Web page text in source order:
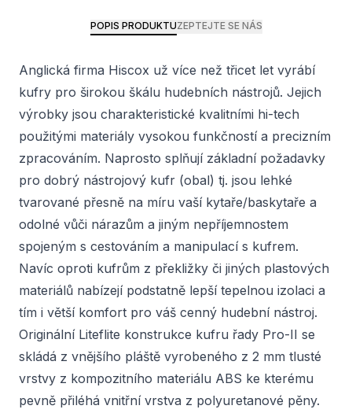
POPIS PRODUKTUZEPTEJTE SE NÁS
Anglická firma Hiscox už více než třicet let vyrábí
kufry pro širokou škálu hudebních nástrojů. Jejich
výrobky jsou charakteristické kvalitními hi-tech
použitými materiály vysokou funkčností a precizním
zpracováním. Naprosto splňují základní požadavky
pro dobrý nástrojový kufr (obal) tj. jsou lehké
tvarované přesně na míru vaší kytaře/baskytaře a
odolné vůči nárazům a jiným nepříjemnostem
spojeným s cestováním a manipulací s kufrem.
Navíc oproti kufrům z překližky či jiných plastových
materiálů nabízejí podstatně lepší tepelnou izolaci a
tím i větší komfort pro váš cenný hudební nástroj.
Originální Liteflite konstrukce kufru řady Pro-II se
skládá z vnějšího pláště vyrobeného z 2 mm tlusté
vrstvy z kompozitního materiálu ABS ke kterému
pevně přiléhá vnitřní vrstva z polyuretanové pěny.